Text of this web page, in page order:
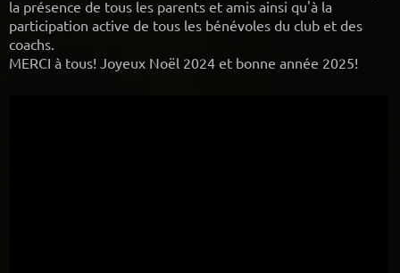
la présence de tous les parents et amis ainsi qu'à la
participation active de tous les bénévoles du club et des
coachs.
MERCI à tous! Joyeux Noël 2024 et bonne année 2025!